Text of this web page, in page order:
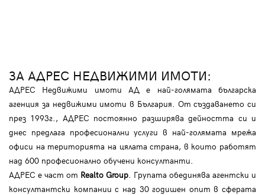
ЗА АДРЕС НЕДВИЖИМИ ИМОТИ:
АДРЕС Недвижими имоти АД е най-голямата българска
агенция за недвижими имоти в България. От създаването си
през 1993г., АДРЕС постоянно разширява дейността си и
днес предлага професионални услуги в най-голямата мрежа
офиси на територията на цялата страна, в които работят
над 600 професионално обучени консултанти.
АДРЕС е част от Realto Group . Групата обединява агентски и
консултантски компании с над 30 годишен опит в сферата